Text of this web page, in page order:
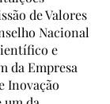
de Valores
Nacional
e
da Empresa
Inovação